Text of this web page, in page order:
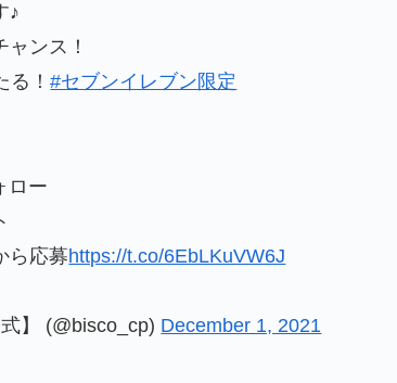
♪
ンス！
る！#セブンイレブン限定
ロー
ら応募https://t.co/6EbLKuVW6J
】 (@bisco_cp) December 1, 2021